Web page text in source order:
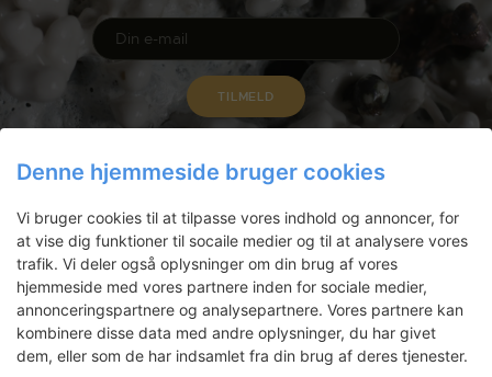
Gammel Dok Pakhus
Denne hjemmeside bruger cookies
Vi bruger cookies til at tilpasse vores indhold og annoncer, for
at vise dig funktioner til socaile medier og til at analysere vores
trafik. Vi deler også oplysninger om din brug af vores
hjemmeside med vores partnere inden for sociale medier,
annonceringspartnere og analysepartnere. Vores partnere kan
kombinere disse data med andre oplysninger, du har givet
dem, eller som de har indsamlet fra din brug af deres tjenester.